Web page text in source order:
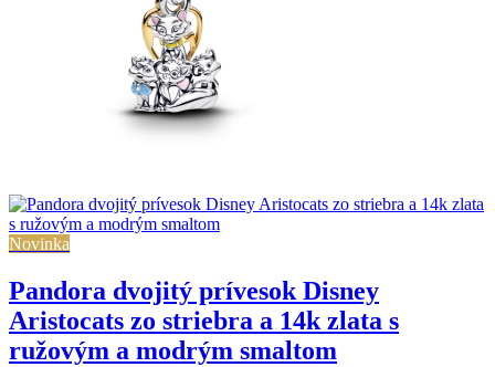
Novinka
Pandora dvojitý prívesok Disney
Aristocats zo striebra a 14k zlata s
ružovým a modrým smaltom